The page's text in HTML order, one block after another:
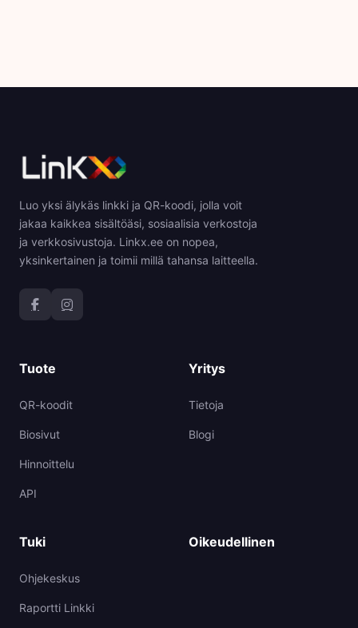
Luo yksi älykäs linkki ja QR-koodi, jolla voit
jakaa kaikkea sisältöäsi, sosiaalisia verkostoja
ja verkkosivustoja. Linkx.ee on nopea,
yksinkertainen ja toimii millä tahansa laitteella.
Tuote
QR-koodit
Biosivut
Hinnoittelu
API
Yritys
Tietoja
Blogi
Tuki
Ohjekeskus
Raportti Linkki
Oikeudellinen